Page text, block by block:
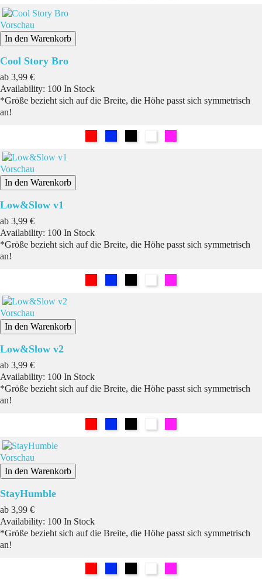
Vorschau
In den Warenkorb
Cool Story Bro
ab Preis
3,99 €
Availability: 100 In Stock
*Größe bezieht sich auf die Breite, die Höhe passt sich symmetrisch
an!
Vorschau
In den Warenkorb
Low&Slow v1
ab Preis
3,99 €
Availability: 100 In Stock
*Größe bezieht sich auf die Breite, die Höhe passt sich symmetrisch
an!
Vorschau
In den Warenkorb
Low&Slow v2
ab Preis
3,99 €
Availability: 100 In Stock
*Größe bezieht sich auf die Breite, die Höhe passt sich symmetrisch
an!
Vorschau
In den Warenkorb
StayHumble
ab Preis
3,99 €
Availability: 100 In Stock
*Größe bezieht sich auf die Breite, die Höhe passt sich symmetrisch
an!